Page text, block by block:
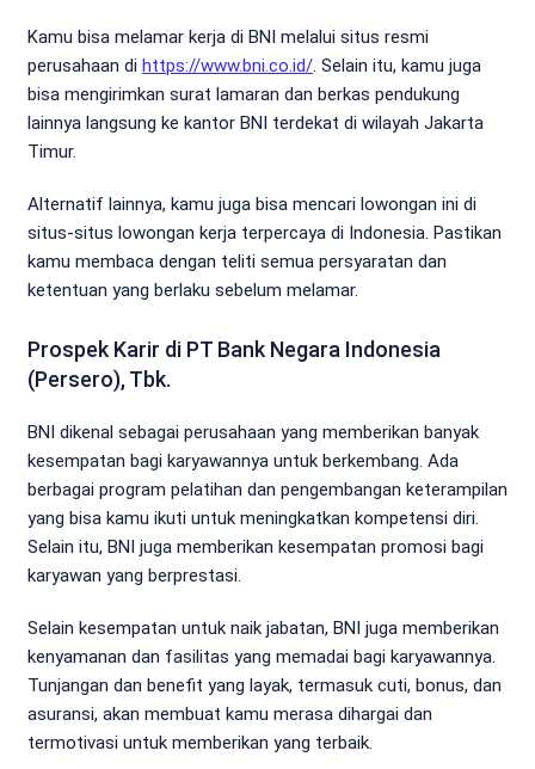
Kamu bisa melamar kerja di BNI melalui situs resmi
perusahaan di https://www.bni.co.id/. Selain itu, kamu juga
bisa mengirimkan surat lamaran dan berkas pendukung
lainnya langsung ke kantor BNI terdekat di wilayah Jakarta
Timur.
Alternatif lainnya, kamu juga bisa mencari lowongan ini di
situs-situs lowongan kerja terpercaya di Indonesia. Pastikan
kamu membaca dengan teliti semua persyaratan dan
ketentuan yang berlaku sebelum melamar.
Prospek Karir di PT Bank Negara Indonesia
(Persero), Tbk.
BNI dikenal sebagai perusahaan yang memberikan banyak
kesempatan bagi karyawannya untuk berkembang. Ada
berbagai program pelatihan dan pengembangan keterampilan
yang bisa kamu ikuti untuk meningkatkan kompetensi diri.
Selain itu, BNI juga memberikan kesempatan promosi bagi
karyawan yang berprestasi.
Selain kesempatan untuk naik jabatan, BNI juga memberikan
kenyamanan dan fasilitas yang memadai bagi karyawannya.
Tunjangan dan benefit yang layak, termasuk cuti, bonus, dan
asuransi, akan membuat kamu merasa dihargai dan
termotivasi untuk memberikan yang terbaik.